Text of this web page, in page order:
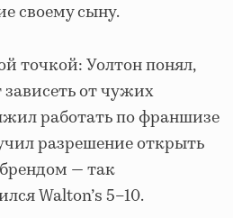
своему сыну.
точкой: Уолтон понял,
зависеть от чужих
работать по франшизе
разрешение открыть
— так
Walton’s 5–10.